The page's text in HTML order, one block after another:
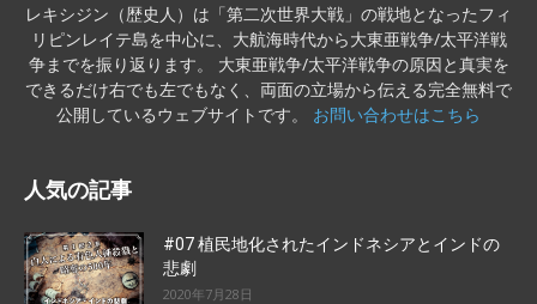
レキシジン（歴史人）は「第二次世界大戦」の戦地となったフィ
リピンレイテ島を中心に、大航海時代から大東亜戦争/太平洋戦
争までを振り返ります。 大東亜戦争/太平洋戦争の原因と真実を
できるだけ右でも左でもなく、両面の立場から伝える完全無料で
公開しているウェブサイトです。 お問い合わせはこちら
人気の記事
#07 植民地化されたインドネシアとインドの
悲劇
2020年7月28日